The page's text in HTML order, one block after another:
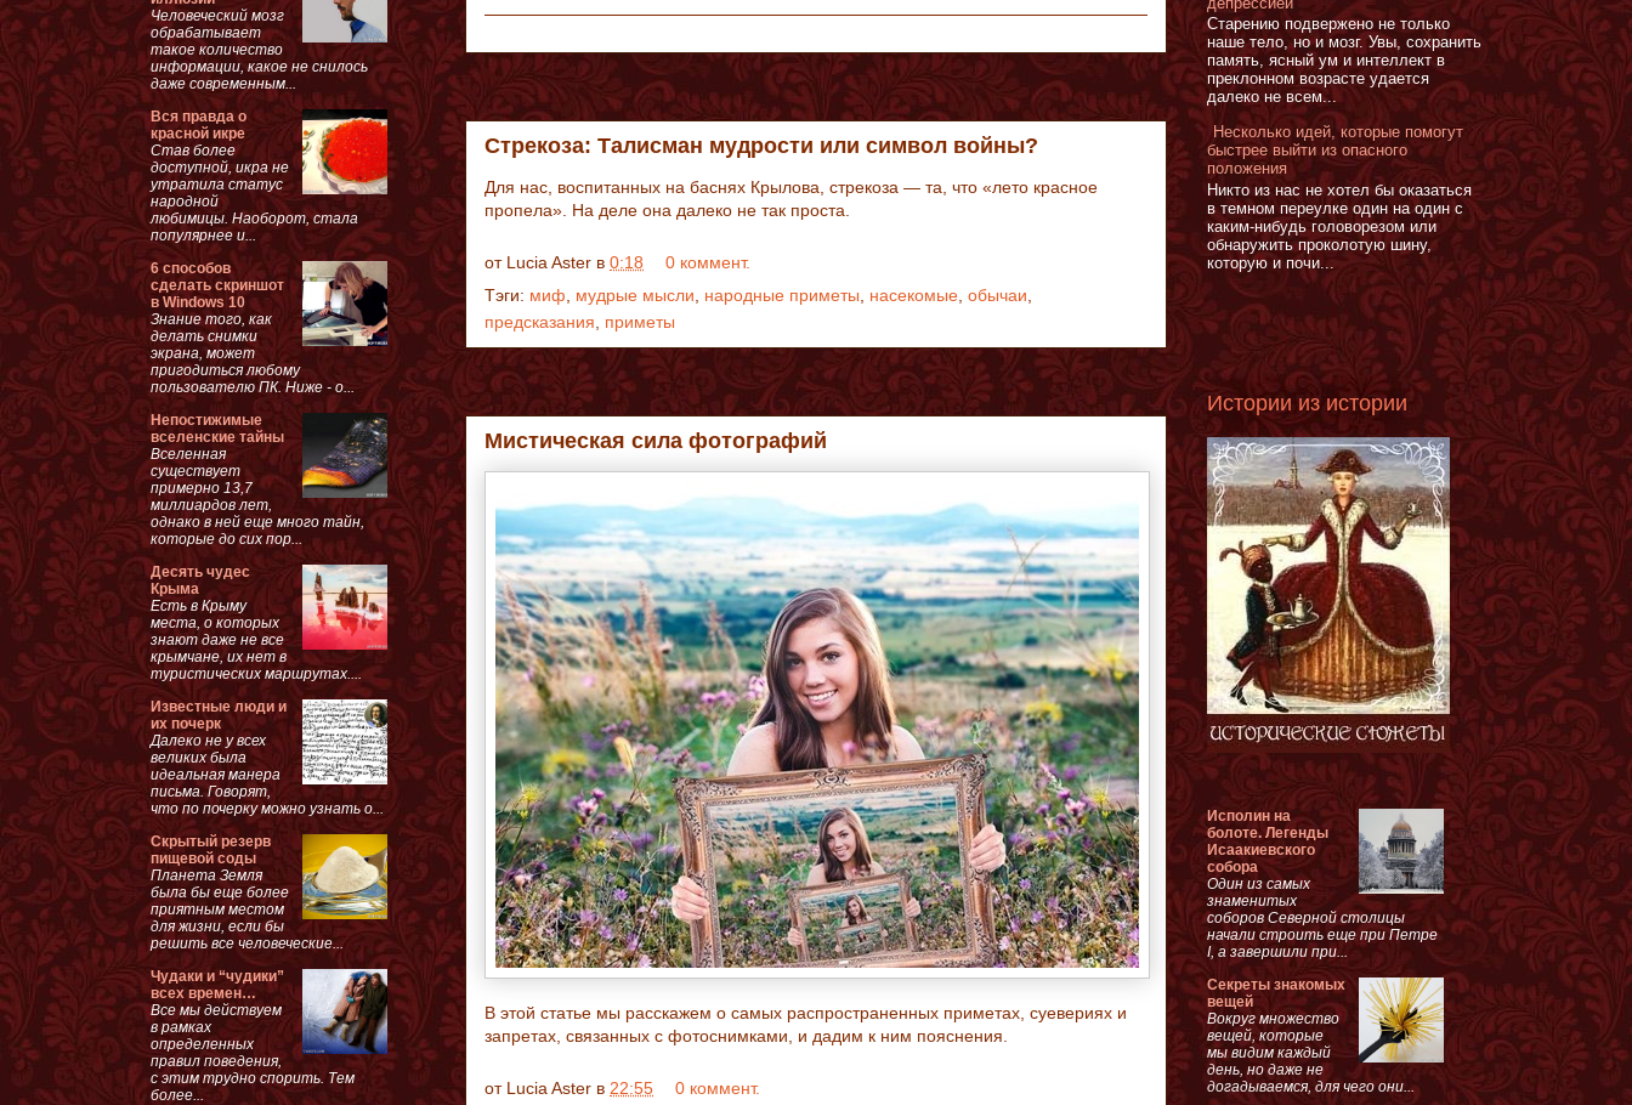
Стрекоза: Талисман мудрости или символ войны?
Для нас, воспитанных на баснях Крылова, стрекоза — та, что «лето красное
пропела». На деле она далеко не так проста.
от Lucia Aster в 0:18
0 коммент.
Тэги: миф мудрые мысли народные приметы насекомые обычаи
предсказания
приметы
Мистическая сила фотографий
В этой статье мы расскажем о самых распространенных приметах, суевериях и
запретах, связанных с фотоснимками, и дадим к ним пояснения.
от Lucia Aster в 22:55
0 коммент.
Человеческий мозг
обрабатывает
такое количество
информации, какое не снилось
даже современным...
Вся правда о
красной икре
Став более
доступной, икра не
утратила статус
народной
любимицы. Наоборот, стала
популярнее и...
6 способов
сделать скриншот
в Windows 10
Знание того, как
делать снимки
экрана, может
пригодиться любому
пользователю ПК. Ниже - о...
Непостижимые
вселенские тайны
Вселенная
существует
примерно 13,7
миллиардов лет,
однако в ней еще много тайн,
которые до сих пор...
Десять чудес
Крыма
Есть в Крыму
места, о которых
знают даже не все
крымчане, их нет в
туристических маршрутах....
Известные люди и
их почерк
Далеко не у всех
великих была
идеальная манера
письма. Говорят,
что по почерку можно узнать о...
Скрытый резерв
пищевой соды
Планета Земля
была бы еще более
приятным местом
для жизни, если бы
решить все человеческие...
Чудаки и “чудики”
всех времен…
Все мы действуем
в рамках
определенных
правил поведения,
с этим трудно спорить. Тем
более...
Старению подвержено не только
наше тело, но и мозг. Увы, сохранить
память, ясный ум и интеллект в
преклонном возрасте удается
далеко не всем...
Несколько идей, которые помогут
быстрее выйти из опасного
положения
Никто из нас не хотел бы оказаться
в темном переулке один на один с
каким-нибудь головорезом или
обнаружить проколотую шину,
которую и почи...
Истории из истории
Исполин на
болоте. Легенды
Исаакиевского
собора
Один из самых
знаменитых
соборов Северной столицы
начали строить еще при Петре
I, а завершили при...
Секреты знакомых
вещей
Вокруг множество
вещей, которые
мы видим каждый
день, но даже не
догадываемся, для чего они...